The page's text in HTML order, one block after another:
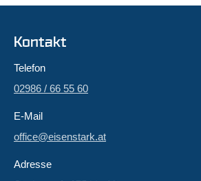
Kontakt
Telefon
02986 / 66 55 60
E-Mail
office@eisenstark.at
Adresse